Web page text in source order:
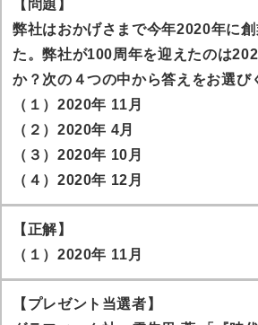
【問題】
弊社はおかげさまで今年2020年に
た。弊社が100周年を迎えたのは
か？次の４つの中から答えをお選び
（１）2020年 11月
（２）2020年 4月
（３）2020年 10月
（４）2020年 12月
【正解】
（１）2020年 11月
【プレゼント当選者】